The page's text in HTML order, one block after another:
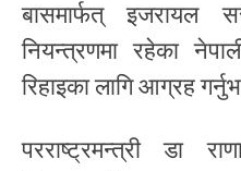
बासमार्फत् इजरायल
नियन्त्रणमा रहेका
रिहाइका लागि आग्रह
परराष्ट्रमन्त्री डा